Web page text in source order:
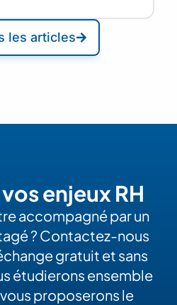
les articles
enjeux RH
accompagné par un
? Contactez-nous
gratuit et sans
étudierons ensemble
proposerons le